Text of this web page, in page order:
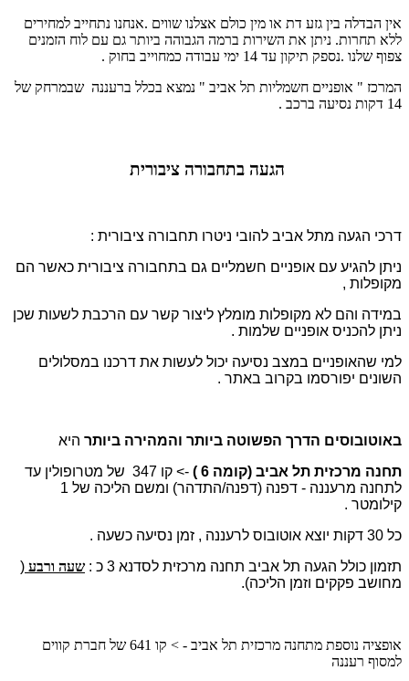
אין הבדלה בין גזע דת או מין כולם אצלנו שווים .אנחנו נתחייב למחירים
ללא תחרות. ניתן את השירות ברמה הגבוהה ביותר גם עם לוח הזמנים
צפוף שלנו .נספק תיקון עד 14 ימי עבודה כמחוייב בחוק .
המרכז " אופניים חשמליות תל אביב " נמצא בכלל ברעננה שבמרחק של
14 דקות נסיעה ברכב .
הגעה בתחבורה ציבורית
דרכי הגעה מתל אביב להובי ניטרו תחבורה ציבורית :
ניתן להגיע עם אופניים חשמליים גם בתחבורה ציבורית כאשר הם
מקופלות ,
במידה והם לא מקופלות מומלץ ליצור קשר עם הרכבת לשעות שכן
ניתן להכניס אופניים שלמות .
למי שהאופניים במצב נסיעה יכול לעשות את דרכנו במסלולים
השונים יפורסמו בקרוב באתר .
באוטובוסים הדרך הפשוטה ביותר והמהירה ביותר היא
תחנה מרכזית תל אביב (קומה 6 )
-> קו 347 של מט
רופולין עד
לתחנה מרעננה - דפנה
(דפנה/התדהר) ומשם הליכה של 1
קילומטר .
כל 30 דקות יוצא אוטובוס לרעננה , זמן נסיעה כשעה .
תזמון כולל הגעה תל אביב תחנה מרכזית לסדנא 3 כ :
שעה ורבע (
מחושב פקקים וזמן הליכה).
אופציה נוספת מתחנה מרכזית תל אביב - > קו 641 של חברת קווים
למסוף רעננה